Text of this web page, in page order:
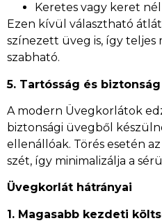
Keretes vagy keret
Ezen kívül választható
színezett üveg is, így
szabható.
5. Tartósság és biztonság
A modern Üvegkorlátok
biztonsági üvegből
ellenállóak. Törés esetén
szét, így minimalizálja a
Üvegkorlát hátrányai
1. Magasabb kezdeti